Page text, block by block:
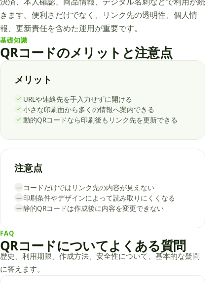
きます。便利さだけでなく、リンク先の透明性、個人情
報、更新責任を含めた運用が重要です。
基礎知識
QRコードのメリットと注意点
メリット
URLや連絡先を手入力せずに開ける
小さな印刷面から多くの情報へ案内できる
動的QRコードなら印刷後もリンク先を更新できる
注意点
— コードだけではリンク先の内容が見えない
— 印刷条件やデザインによって読み取りにくくなる
— 静的QRコードは作成後に内容を変更できない
FAQ
QRコードについてよくある質問
歴史、利用期限、作成方法、安全性について、基本的な疑問
に答えます。